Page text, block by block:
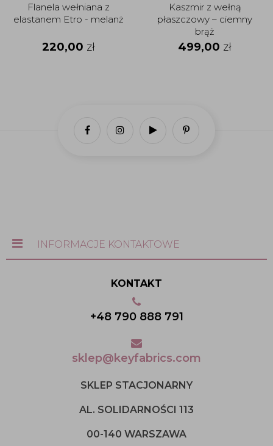
Flanela wełniana z
elastanem Etro - melanż
220,00 zł
Kaszmir z wełną
płaszczowy – ciemny
brąż
499,00 zł
INFORMACJE KONTAKTOWE
KONTAKT
+48 790 888 791
sklep@keyfabrics.com
SKLEP STACJONARNY
AL. SOLIDARNOŚCI 113
00-140 WARSZAWA